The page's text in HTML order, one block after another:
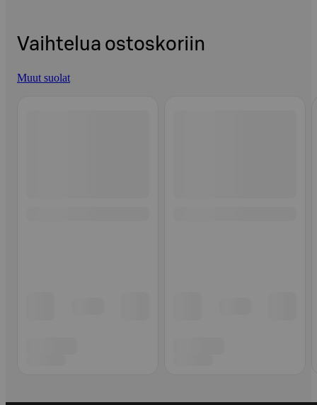
Vaihtelua ostoskoriin
Muut suolat